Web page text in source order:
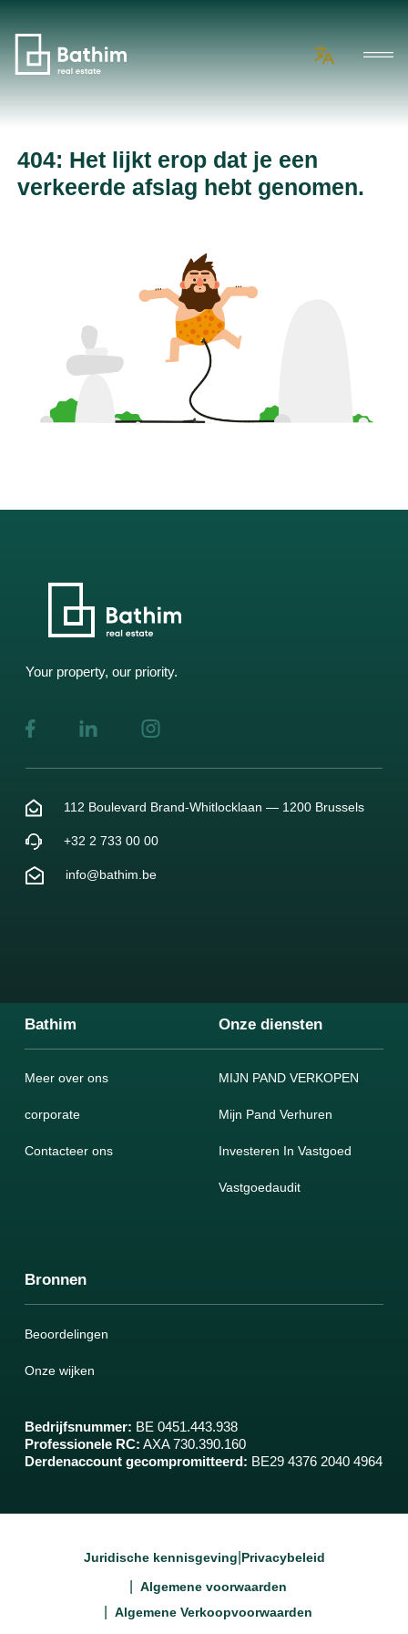
404: Het lijkt erop dat je een
verkeerde afslag hebt genomen.
Your property, our priority.
112 Boulevard Brand-Whitlocklaan — 1200 Brussels
+32 2 733 00 00
info@bathim.be
Bathim Onze diensten
Meer over ons
corporate
Contacteer ons
MIJN PAND VERKOPEN
Mijn Pand Verhuren
Investeren In Vastgoed
Vastgoedaudit
Bronnen
Beoordelingen
Onze wijken
Bedrijfsnummer: BE 0451.443.938
Professionele RC: AXA 730.390.160
Derdenaccount gecompromitteerd: BE29 4376 2040 4964
Juridische kennisgeving Privacybeleid
Algemene voorwaarden
Algemene Verkoopvoorwaarden